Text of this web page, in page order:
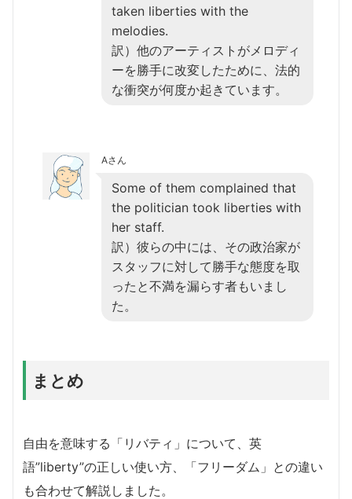
taken liberties with the
melodies.
訳）他のアーティストがメロディ
ーを勝手に改変したために、法的
な衝突が何度か起きています。
Aさん
Some of them complained that
the politician took liberties with
her staff.
訳）彼らの中には、その政治家が
スタッフに対して勝手な態度を取
ったと不満を漏らす者もいまし
た。
まとめ
自由を意味する「リバティ」について、英
語”liberty”の正しい使い方、「フリーダム」との違い
も合わせて解説しました。